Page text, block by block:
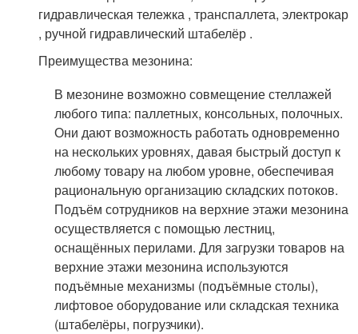
гидравлическая тележка , транспаллета, электрокар
, ручной гидравлический штабелёр .
Преимущества мезонина:
В мезонине возможно совмещение стеллажей
любого типа: паллетных, консольных, полочных.
Они дают возможность работать одновременно
на нескольких уровнях, давая быстрый доступ к
любому товару на любом уровне, обеспечивая
рациональную организацию складских потоков.
Подъём сотрудников на верхние этажи мезонина
осуществляется с помощью лестниц,
оснащённых перилами. Для загрузки товаров на
верхние этажи мезонина используются
подъёмные механизмы (подъёмные столы),
лифтовое оборудование или складская техника
(штабелёры, погрузчики).